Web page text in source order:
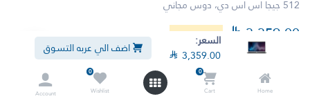
السعر:
 3,359.00 اضف الي عربه التسوق
Home
0
Cart
0
Wishlist
Account
512 جيجا اس اس دي، دوس مجاني
 3,359.00 شامل الضريبة